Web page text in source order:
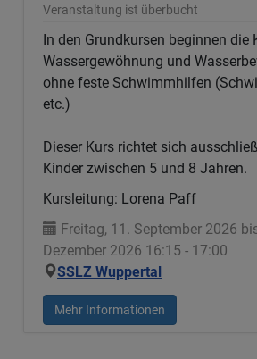
Veranstaltung ist überbucht
In den Grundkursen beginnen die
Wassergewöhnung und
ohne feste Schwimmhilfen
etc.)
Dieser Kurs richtet sich
Kinder zwischen 5 und 8 Jahren.
Kursleitung: Lorena Paff
Freitag, 11. September 2026
Dezember 2026 16:15 - 17:00
SSLZ Wuppertal
Mehr Informationen